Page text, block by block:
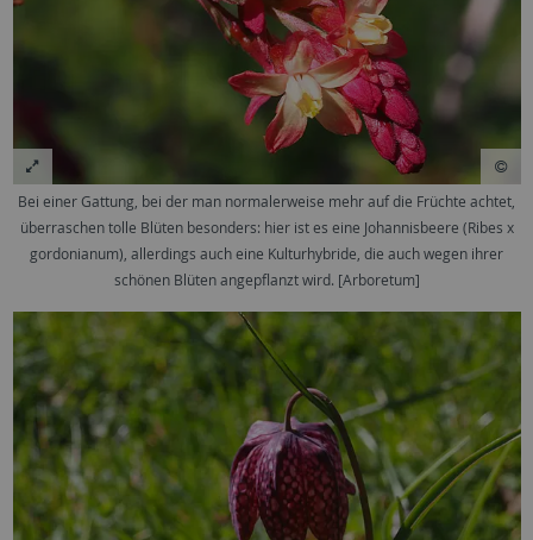
Bei einer Gattung, bei der man normalerweise mehr auf die Früchte achtet,
überraschen tolle Blüten besonders: hier ist es eine Johannisbeere (Ribes x
gordonianum), allerdings auch eine Kulturhybride, die auch wegen ihrer
schönen Blüten angepflanzt wird. [Arboretum]